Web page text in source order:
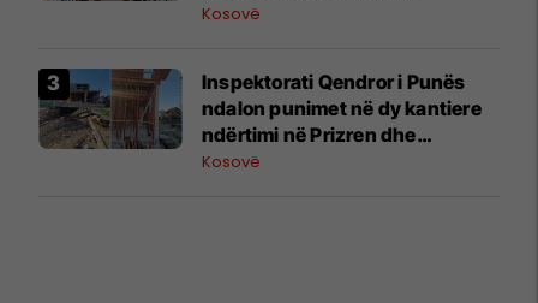
Kosovë
Inspektorati Qendror i Punës
ndalon punimet në dy kantiere
ndërtimi në Prizren dhe
Suharekë
Kosovë